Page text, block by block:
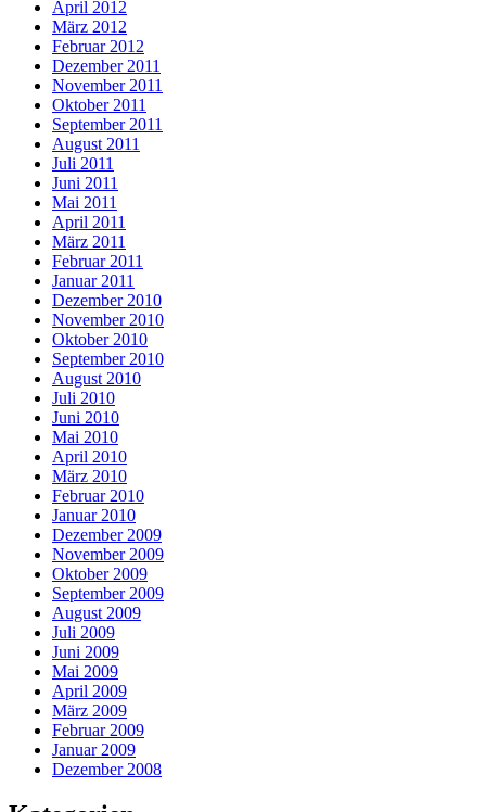
April 2012
März 2012
Februar 2012
Dezember 2011
November 2011
Oktober 2011
September 2011
August 2011
Juli 2011
Juni 2011
Mai 2011
April 2011
März 2011
Februar 2011
Januar 2011
Dezember 2010
November 2010
Oktober 2010
September 2010
August 2010
Juli 2010
Juni 2010
Mai 2010
April 2010
März 2010
Februar 2010
Januar 2010
Dezember 2009
November 2009
Oktober 2009
September 2009
August 2009
Juli 2009
Juni 2009
Mai 2009
April 2009
März 2009
Februar 2009
Januar 2009
Dezember 2008